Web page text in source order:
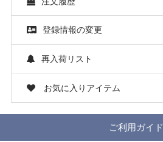
登録情報の変更
再入荷リスト
お気に入りアイテム
ご利用ガイド